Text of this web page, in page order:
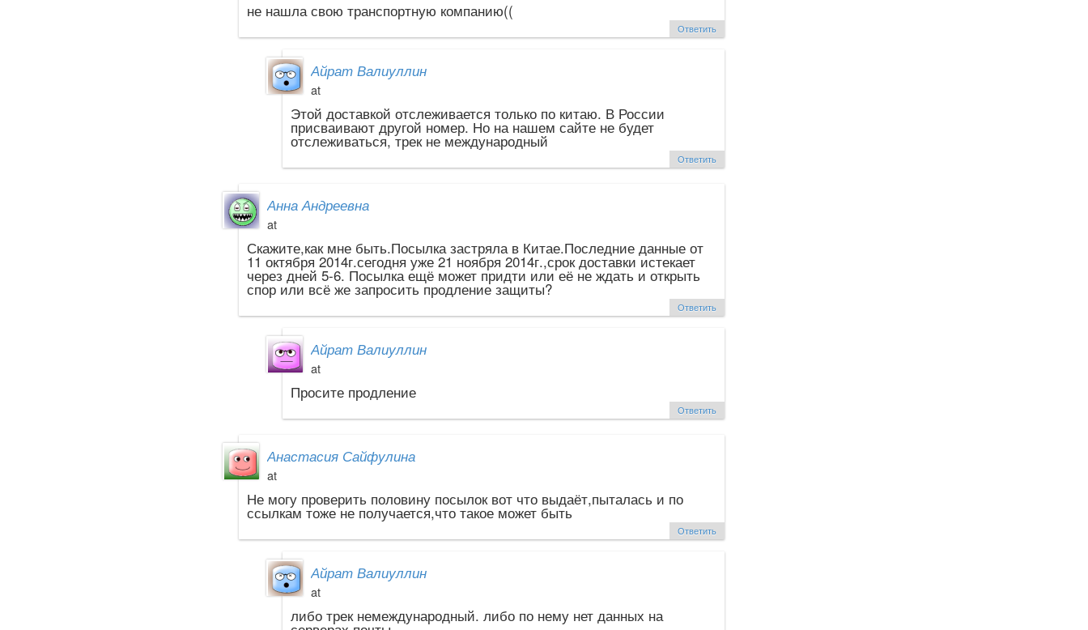
не нашла свою транспортную компанию((
Ответить
Айрат Валиуллин
at
Этой доставкой отслеживается только по китаю. В России
присваивают другой номер. Но на нашем сайте не будет
отслеживаться, трек не международный
Ответить
Анна Андреевна
at
Скажите,как мне быть.Посылка застряла в Китае.Последние данные от
11 октября 2014г.сегодня уже 21 ноября 2014г.,срок доставки истекает
через дней 5-6. Посылка ещё может придти или её не ждать и открыть
спор или всё же запросить продление защиты?
Ответить
Айрат Валиуллин
at
Просите продление
Ответить
Анастасия Сайфулина
at
Не могу проверить половину посылок вот что выдаёт,пыталась и по
ссылкам тоже не получается,что такое может быть
Ответить
Айрат Валиуллин
at
либо трек немеждународный. либо по нему нет данных на